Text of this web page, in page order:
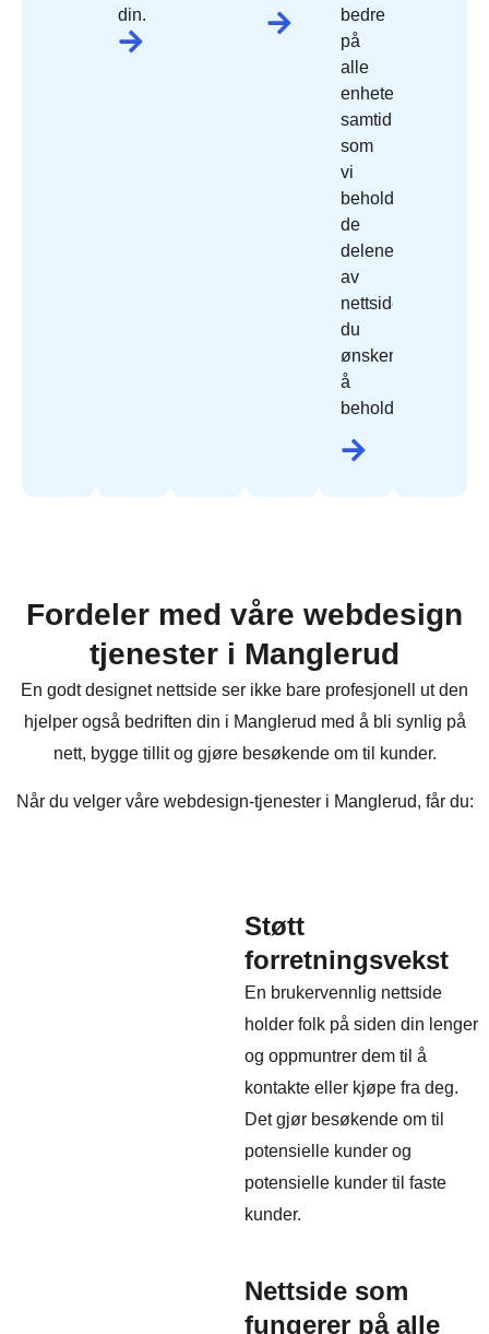
din.
bedre
på
alle
enheter,
samtidig
som
vi
beholder
de
delene
av
nettside
du
ønsker
å
beholde.
Fordeler med våre webdesign
tjenester i Manglerud
En godt designet nettside ser ikke bare profesjonell ut den
hjelper også bedriften din i Manglerud med å bli synlig på
nett, bygge tillit og gjøre besøkende om til kunder.
Når du velger våre webdesign-tjenester i Manglerud, får du:
Støtt
forretningsvekst
En brukervennlig nettside
holder folk på siden din lenger
og oppmuntrer dem til å
kontakte eller kjøpe fra deg.
Det gjør besøkende om til
potensielle kunder og
potensielle kunder til faste
kunder.
Nettside som
fungerer på alle